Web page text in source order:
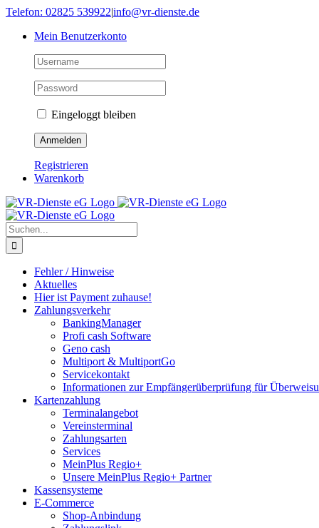
Skip
content
Telefon: 02825 539922|info@vr-dienste.de
Mein Benutzerkonto
Eingeloggt bleiben
Registrieren
Warenkorb
Suche
nach:
Fehler / Hinweise
Aktuelles
Hier ist Payment zuhause!
Zahlungsverkehr
BankingManager
Profi cash Software
Geno cash
Multiport & MultiportGo
Servicekontakt
Informationen zur Empfängerüberprüfung für
Kartenzahlung
Terminalangebot
Vereinsterminal
Zahlungsarten
Services
MeinPlus Regio+
Unsere MeinPlus Regio+ Partner
Kassensysteme
E-Commerce
Shop-Anbindung